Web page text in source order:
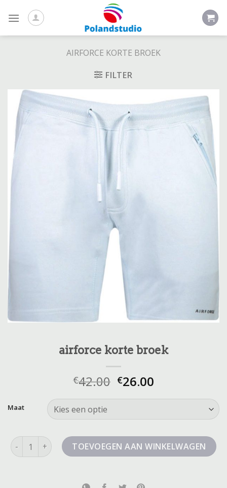
AIRFORCE KORTE BROEK
FILTER
airforce korte broek
€42.00 €26.00
Maat
airforce korte broek aantalTOEVOEGEN AAN WINKELWAGEN